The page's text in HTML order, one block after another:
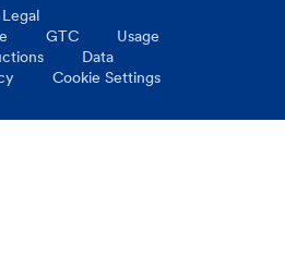
Legal
GTC
Usage
Data
Cookie Settings